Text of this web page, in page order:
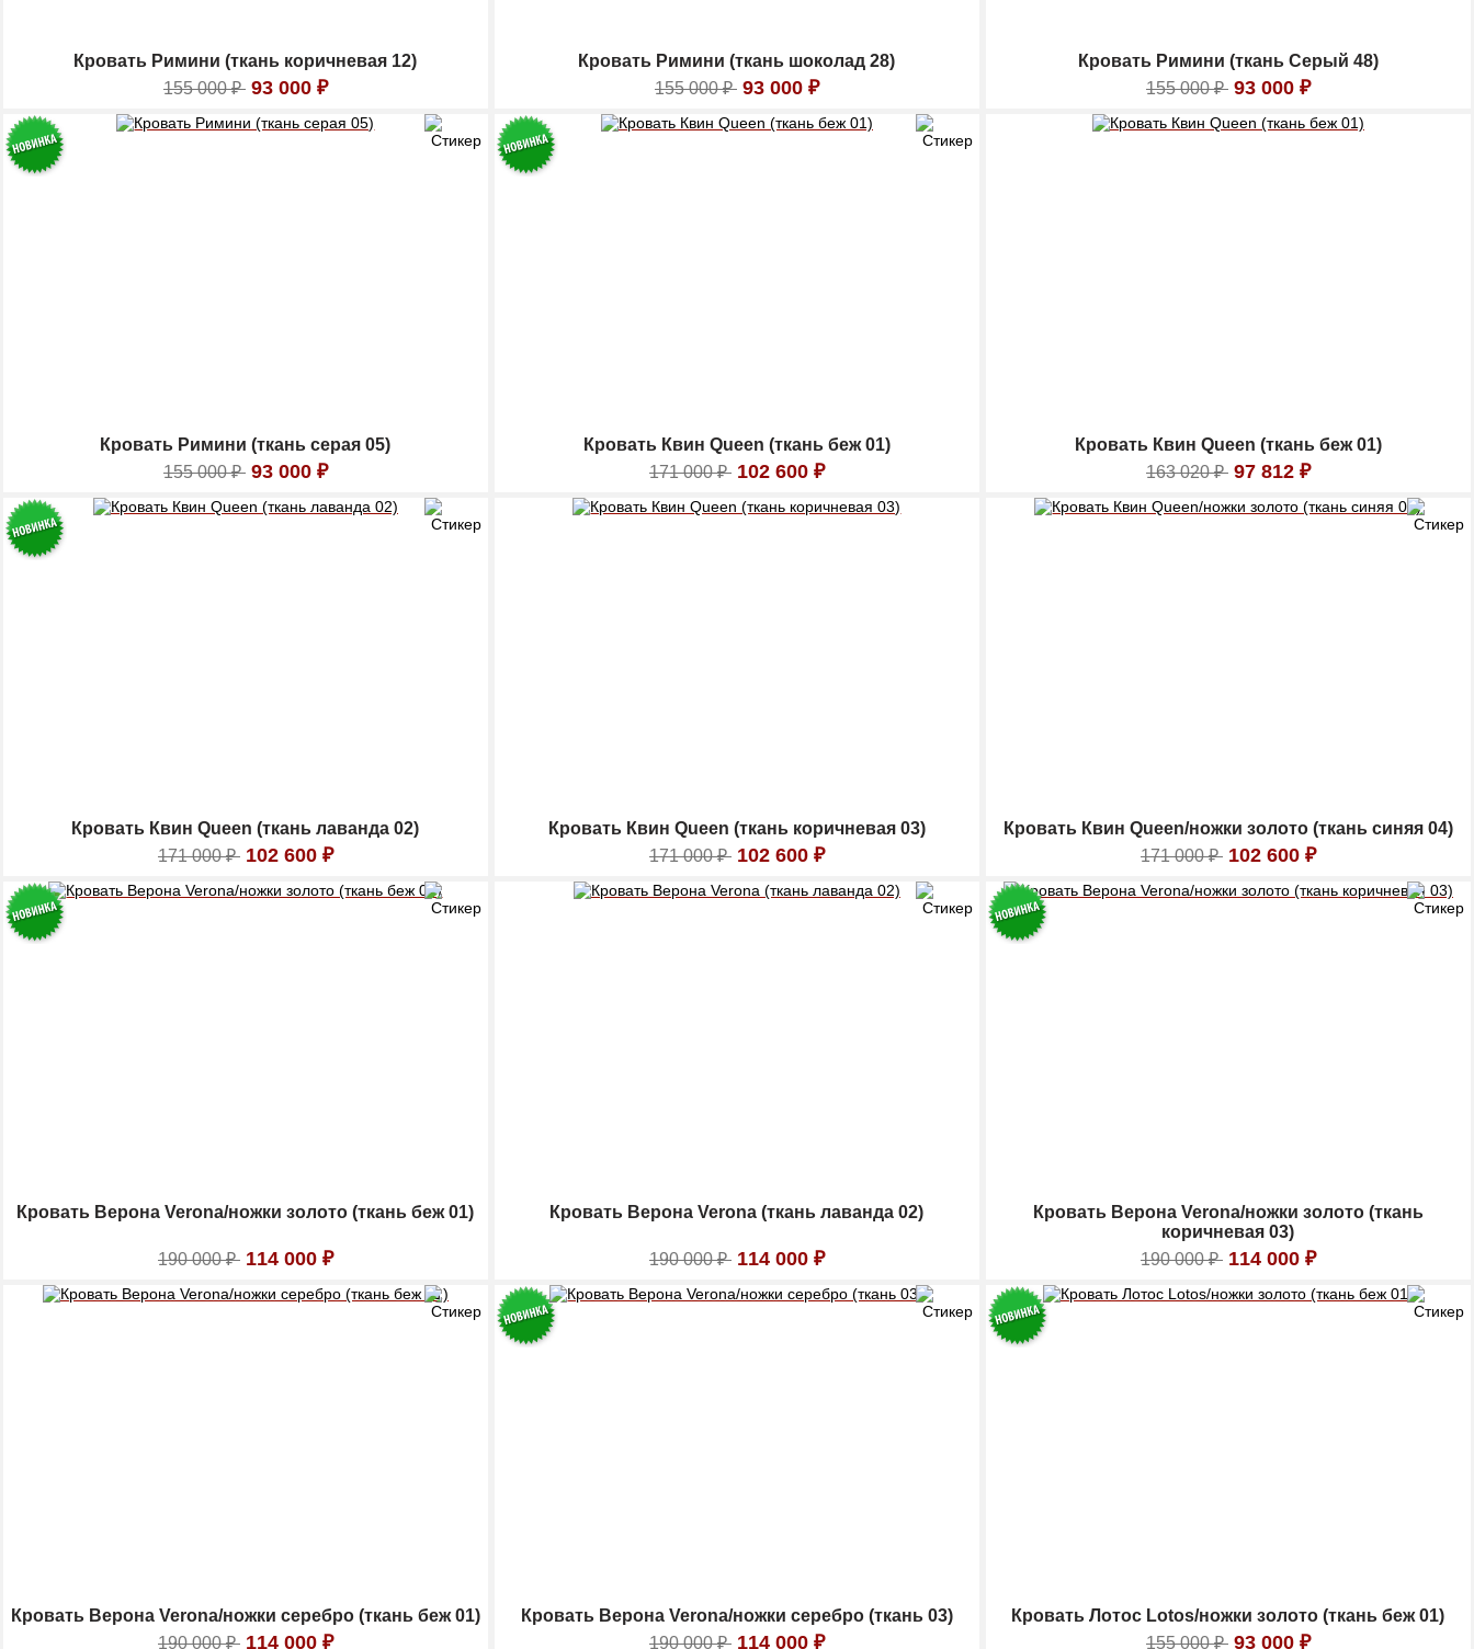
Кровать Римини (ткань коричневая 12)
155 000₽ 93 000 ₽
Кровать Римини (ткань шоколад 28)
155 000₽ 93 000 ₽
Кровать Римини (ткань Серый 48)
155 000₽ 93 000 ₽
Кровать Римини (ткань серая 05)
155 000₽ 93 000 ₽
Кровать Квин Queen (ткань беж 01)
171 000₽ 102 600 ₽
Кровать Квин Queen (ткань беж 01)
163 020₽ 97 812 ₽
Кровать Квин Queen (ткань лаванда 02)
171 000₽ 102 600 ₽
Кровать Квин Queen (ткань коричневая 03)
171 000₽ 102 600 ₽
Кровать Квин Queen/ножки золото (ткань синяя 04)
171 000₽ 102 600 ₽
Кровать Верона Verona/ножки золото (ткань беж 01)
190 000₽ 114 000 ₽
Кровать Верона Verona (ткань лаванда 02)
190 000₽ 114 000 ₽
Кровать Верона Verona/ножки золото (ткань
коричневая 03)
190 000₽ 114 000 ₽
Кровать Верона Verona/ножки серебро (ткань беж 01)
190 000₽ 114 000 ₽
Кровать Верона Verona/ножки серебро (ткань 03)
190 000₽ 114 000 ₽
Кровать Лотос Lotos/ножки золото (ткань беж 01)
155 000₽ 93 000 ₽